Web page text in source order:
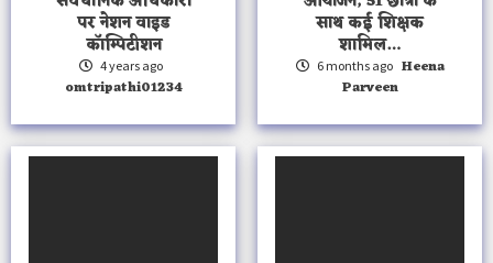
पर नेशन वाइड
कॉम्पिटीशन
4 years ago
omtripathi01234
साथ कई शिक्षक
शामिल…
6 months ago Heena
Parveen